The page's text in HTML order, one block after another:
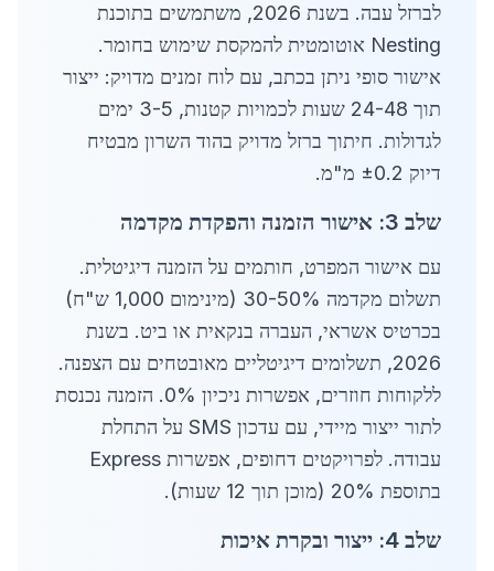
לברזל עבה. בשנת 2026, משתמשים בתוכנת
Nesting אוטומטית להמקסת שימוש בחומר.
אישור סופי ניתן בכתב, עם לוח זמנים מדויק: ייצור
תוך 24-48 שעות לכמויות קטנות, 3-5 ימים
לגדולות. חיתוך ברזל מדויק בהוד השרון מבטיח
דיוק ±0.2 מ"מ.
שלב 3: אישור הזמנה והפקדת מקדמה
עם אישור המפרט, חותמים על הזמנה דיגיטלית.
תשלום מקדמה 30-50% (מינימום 1,000 ש"ח)
בכרטיס אשראי, העברה בנקאית או ביט. בשנת
2026, תשלומים דיגיטליים מאובטחים עם הצפנה.
ללקוחות חוזרים, אפשרות ניכיון 0%. הזמנה נכנסת
לתור ייצור מיידי, עם עדכון SMS על התחלת
עבודה. לפרויקטים דחופים, אפשרות Express
בתוספת 20% (מוכן תוך 12 שעות).
שלב 4: ייצור ובקרת איכות